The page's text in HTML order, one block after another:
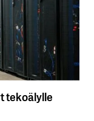
tekoälylle